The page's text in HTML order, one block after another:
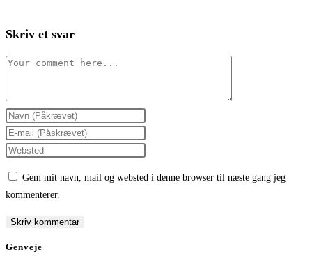
Skriv et svar
Comment
Enter
your
name
comment
Enter
your
comment
Enter
(optional)
Gem mit navn, mail og websted i denne browser til næste gang jeg
kommenterer.
Genveje